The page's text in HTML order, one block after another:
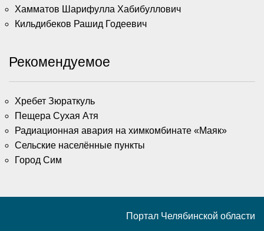
Хамматов Шарифулла Хабибуллович
Кильдибеков Рашид Годеевич
Рекомендуемое
Хребет Зюраткуль
Пещера Сухая Атя
Радиационная авария на химкомбинате «Маяк»
Сельские населённые пункты
Город Сим
Портал Челябинской области